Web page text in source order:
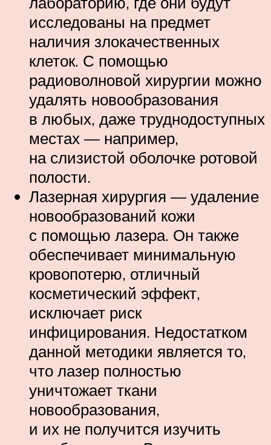
исследованы на предмет
наличия злокачественных
клеток. С помощью
радиоволновой хирургии можно
удалять новообразования
в любых, даже труднодоступных
местах — например,
на слизистой оболочке ротовой
полости.
Лазерная хирургия — удаление
новообразований кожи
с помощью лазера. Он также
обеспечивает минимальную
кровопотерю, отличный
косметический эффект,
исключает риск
инфицирования. Недостатком
данной методики является то,
что лазер полностью
уничтожает ткани
новообразования,
и их не получится изучить